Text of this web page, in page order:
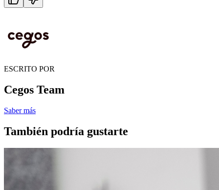
ESCRITO POR
Cegos Team
Saber más
También podría gustarte